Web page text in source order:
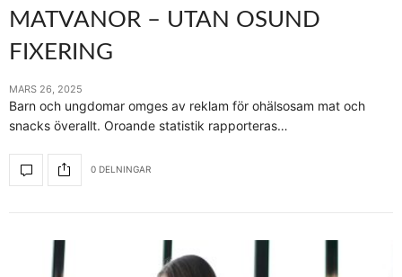
MATVANOR – UTAN OSUND
FIXERING
MARS 26, 2025
Barn och ungdomar omges av reklam för ohälsosam mat och
snacks överallt. Oroande statistik rapporteras…
0 DELNINGAR